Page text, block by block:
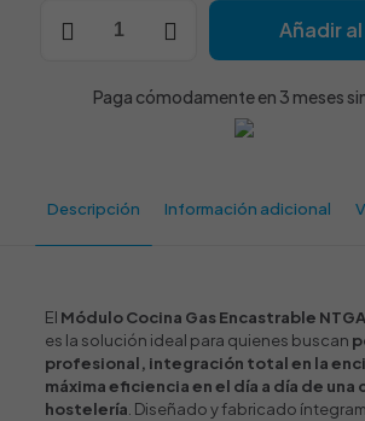
NTGAS
Añadir
Paga cómodamente en 3 meses
Descripción Información adicional
El Módulo Cocina Gas Encastrable
es la solución ideal para quienes buscan
profesional, integración total en la
máxima eficiencia en el día a día de una
hostelería . Diseñado y fabricado